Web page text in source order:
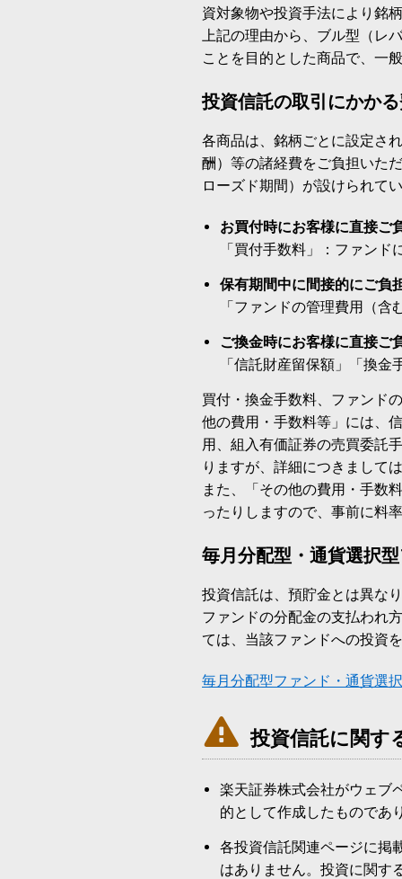
資対象物や投資手法により銘
上記の理由から、ブル型（レ
ことを目的とした商品で、一
投資信託の取引にかか
各商品は、銘柄ごとに設定さ
酬）等の諸経費をご負担いた
ローズド期間）が設けられて
お買付時にお客様に直接ご
「買付手数料」：ファンド
保有期間中に間接的にご負
「ファンドの管理費用（
ご換金時にお客様に直接ご
「信託財産留保額」「換
買付・換金手数料、ファンド
他の費用・手数料等」には、
用、組入有価証券の売買委託
りますが、詳細につきまして
また、「その他の費用・手数
ったりしますので、事前に料
毎月分配型・通貨選択
投資信託は、預貯金とは異な
ファンドの分配金の支払われ
ては、当該ファンドへの投資
毎月分配型ファンド・通貨選
 投資信託に関す
楽天証券株式会社がウェブ
的として作成したものであ
各投資信託関連ページに掲
はありません。投資に関す